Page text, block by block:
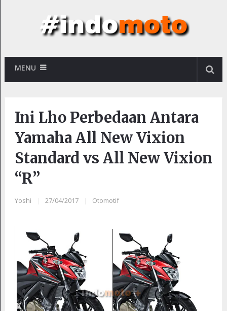
MENU
Ini Lho Perbedaan Antara
Yamaha All New Vixion
Standard vs All New Vixion
“R”
Yoshi 27/04/2017 Otomotif